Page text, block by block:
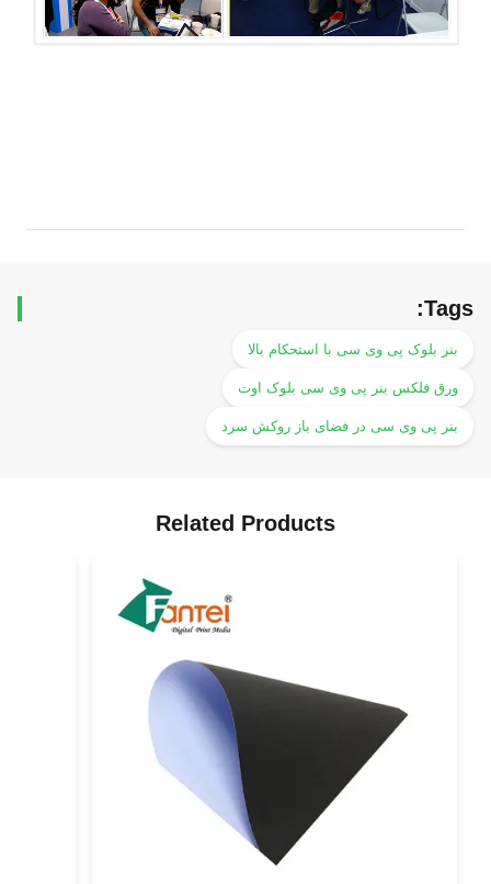
Tags:
بنر بلوک پی وی سی با استحکام بالا
ورق فلکس بنر پی وی سی بلوک اوت
بنر پی وی سی در فضای باز روکش سرد
Related Products